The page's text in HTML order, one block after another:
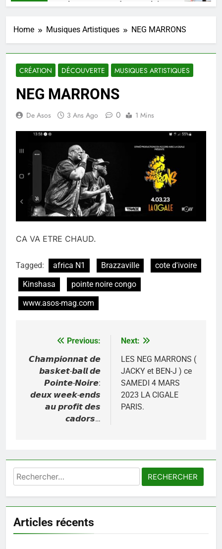
SHAARKO, un talent, une pensée congolaise.
Home Musiques Artistiques NEG MARRONS
CRÉATION DÉCOUVERTE MUSIQUES ARTISTIQUES
NEG MARRONS
De Asos 3 Ans Ago 0 1 Mins
CA VA ETRE CHAUD.
Tagged: africa N1 Brazzaville
cote d'ivoire
Kinshasa
pointe noire congo
www.asos-mag.com
Navigation
de
l’article
Previous:
𝘾𝙝𝙖𝙢𝙥𝙞𝙤𝙣𝙣𝙖𝙩 𝙙𝙚
𝙗𝙖𝙨𝙠𝙚𝙩-𝙗𝙖𝙡𝙡 𝙙𝙚
𝙋𝙤𝙞𝙣𝙩𝙚-𝙉𝙤𝙞𝙧𝙚:
𝙙𝙚𝙪𝙭 𝙬𝙚𝙚𝙠-𝙚𝙣𝙙𝙨
𝙖𝙪 𝙥𝙧𝙤𝙛𝙞𝙩 𝙙𝙚𝙨
𝙘𝙖𝙙𝙤𝙧𝙨…
Next:
LES NEG MARRONS (
JACKY et BEN-J ) ce
SAMEDI 4 MARS
2023 LA CIGALE
PARIS.
Rechercher :
Articles récents